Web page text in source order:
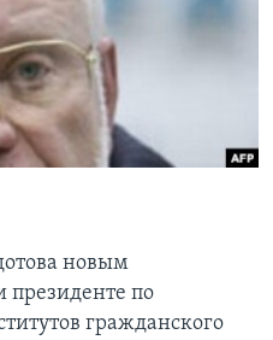
новым
президенте по
гражданского